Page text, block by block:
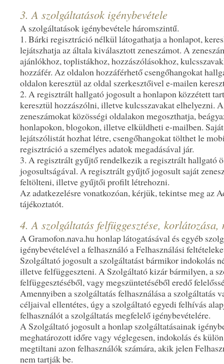
3. A szolgáltatások igénybevétele
A szolgáltatások igénybevétele háromszintű.
1. Bárki regisztráció nélkül látogathatja a honlapot,
lejátszhatja az általa kiválasztott zeneszámot. A
ajánlókhoz, toplistákhoz, hozzászólásokhoz,
hozzáfér. Az oldalon hozzáférhető csengőhangokat
oldalon keresztül az oldal szerkesztőivel e-mailen
2. A regisztrált hallgató jogosult a honlapon közzétett
keresztül hozzászólni, illetve kulcsszavakat elhelyezni.
zeneszámokat közösségi oldalakon megoszthatja,
honlapokon, blogokon, illetve elküldheti e-mailben.
lejátszólistát hozhat létre, csengőhangokat tölthet le
regisztráció a személyes adatok megadásával jár.
3. A regisztrált gyűjtő rendelkezik a regisztrált hallgató
jogosultságával. A regisztrált gyűjtő jogosult saját
feltölteni, illetve gyűjtői profilt létrehozni.
Az adatkezelésre vonatkozóan, kérjük, tekintse meg az
tájékoztatót.
4. A szolgáltatás felfüggesztése, korlátozása,
A Gramofon.nava.hu honlap látogatásával és egyéb
igénybevételével a felhasználó a Felhasználási
Szolgáltató jogosult a szolgáltatást bármikor indokolás
illetve felfüggeszteni. A Szolgáltató kizár bármilyen, a
felfüggesztéséből, vagy megszüntetéséből eredő
Amennyiben a szolgáltatás felhasználása a szolgáltatás
céljaival ellentétes, úgy a szolgáltató egyedi felhívás
felhasználót a szolgáltatás megfelelő igénybevételére.
A Szolgáltató jogosult a honlap szolgáltatásainak
meghatározott időre vagy véglegesen, indokolás és
megtiltani azon felhasználók számára, akik jelen
nem tartják be.